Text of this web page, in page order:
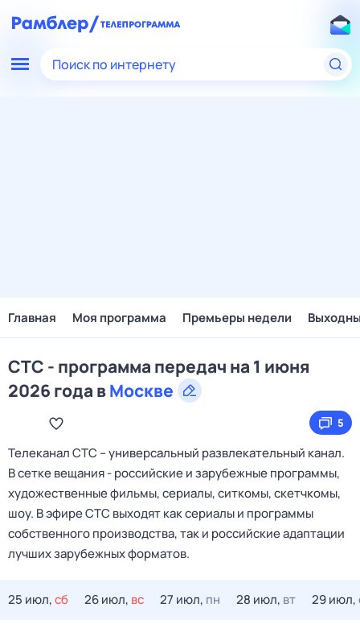
Поиск по интернету
Главная Моя программа Премьеры недели
СТС - программа передач на 1 июня
2026 года вМоскве
5
Телеканал CTC – универсальный развлекательный канал.
В сетке вещания - российские и зарубежные программы,
художественные фильмы, сериалы, ситкомы, скетчкомы,
шоу. В эфире СТС выходят как сериалы и программы
собственного производства, так и российские адаптации
лучших зарубежных форматов.
25 июл,сб 26 июл, вс 27 июл, пн 28 июл, вт 29 июл,